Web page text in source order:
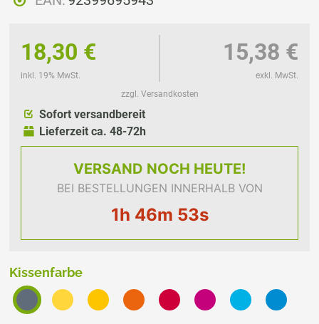
18,30 €
inkl. 19% MwSt.
15,38 €
exkl. MwSt.
zzgl. Versandkosten
Sofort versandbereit
Lieferzeit ca. 48-72h
VERSAND NOCH HEUTE!
BEI BESTELLUNGEN INNERHALB VON
1h 46m 53s
Kissenfarbe